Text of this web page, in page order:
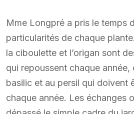
Mme Longpré a pris le temps
particularités de chaque
la ciboulette et l’origan sont
qui repoussent chaque année,
basilic et au persil qui doivent
chaque année. Les échanges